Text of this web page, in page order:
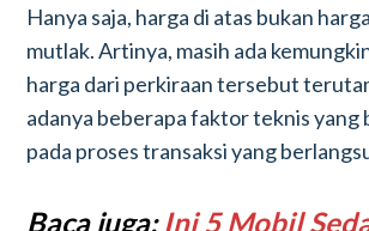
Hanya saja, harga di atas bukan
mutlak. Artinya, masih ada
harga dari perkiraan tersebut
adanya beberapa faktor teknis yang
pada proses transaksi yang
Baca juga:Ini 5 Mobil